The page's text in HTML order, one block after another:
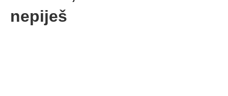
nepiješ